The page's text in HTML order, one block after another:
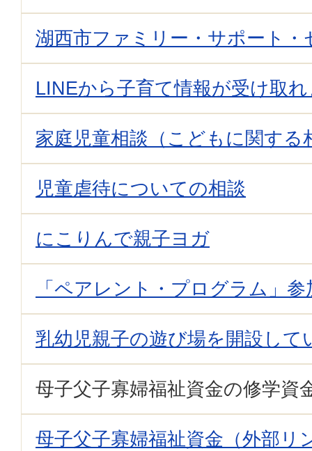
湖西市ファミリー・サポート・
LINEから子育て情報が受け取
家庭児童相談（こどもに関する
児童虐待についての相談
にこりんで親子ヨガ
「ペアレント・プログラム」
乳幼児親子の遊び場を開設して
母子父子寡婦福祉資金の修学資
母子父子寡婦福祉資金（外部リ